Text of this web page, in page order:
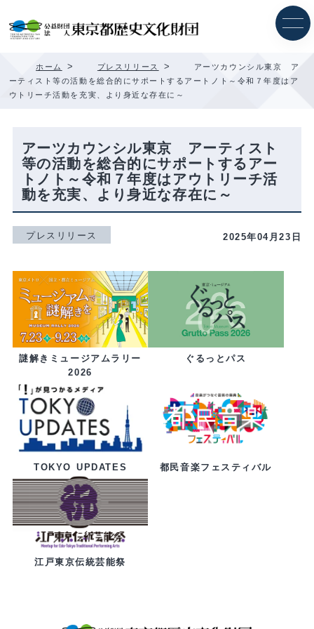
ホーム > プレスリリース >
アーツカウンシル東京 ア
ーティスト等の活動を総合的にサポートするアートノト～令和７年度はア
ウトリーチ活動を充実、より身近な存在に～
アーツカウンシル東京 アーティスト
等の活動を総合的にサポートするアー
トノト～令和７年度はアウトリーチ活
動を充実、より身近な存在に～
プレスリリース 2025年04月23日
謎解きミュージアムラリー
2026
ぐるっとパス
TOKYO UPDATES 都民音楽フェスティバル
江戸東京伝統芸能祭